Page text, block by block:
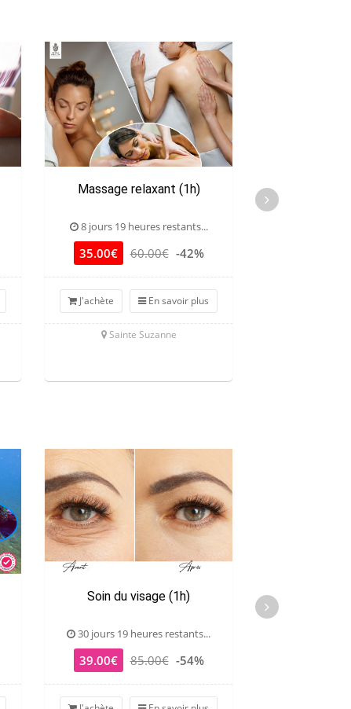
Massage relaxant (1h)
8 jours 19 heures restants...
35.00€ 60.00€ -42%
J'achète En savoir plus
Sainte Suzanne
Soin du visage (1h)
30 jours 19 heures restants...
39.00€ 85.00€ -54%